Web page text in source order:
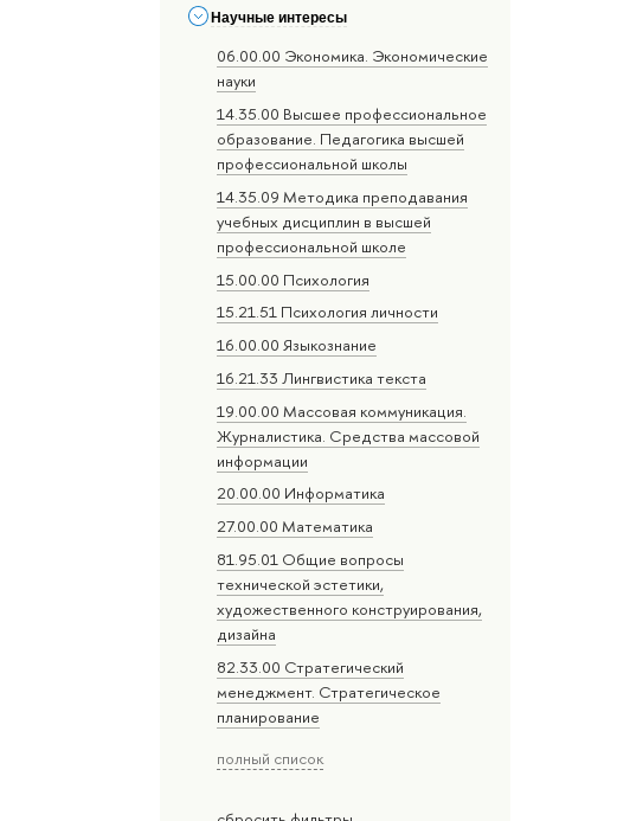
Научные интересы
06.00.00 Экономика. Экономические
науки
14.35.00 Высшее профессиональное
образование. Педагогика высшей
профессиональной школы
14.35.09 Методика преподавания
учебных дисциплин в высшей
профессиональной школе
15.00.00 Психология
15.21.51 Психология личности
16.00.00 Языкознание
16.21.33 Лингвистика текста
19.00.00 Массовая коммуникация.
Журналистика. Средства массовой
информации
20.00.00 Информатика
27.00.00 Математика
81.95.01 Общие вопросы
технической эстетики,
художественного конструирования,
дизайна
82.33.00 Стратегический
менеджмент. Стратегическое
планирование
полный список